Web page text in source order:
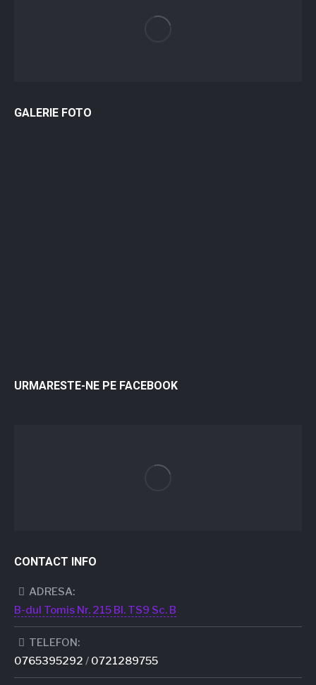
GALERIE FOTO
URMARESTE-NE PE FACEBOOK
CONTACT INFO
ADRESA:
B-dul Tomis Nr. 215 Bl. TS9 Sc. B
TELEFON:
0765395292 / 0721289755